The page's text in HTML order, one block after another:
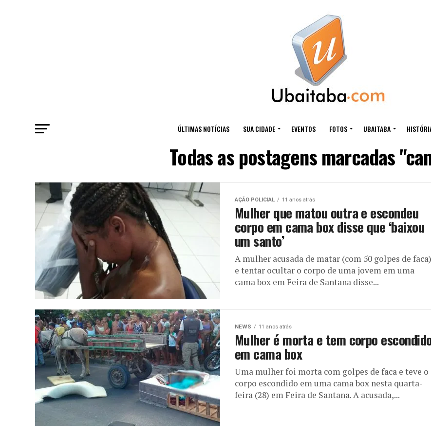
ÚLTIMAS NOTÍCIAS SUA CIDADE EVENTOS FOTOS UBAITABA
Todas as postagens marcadas
AÇÃO POLICIAL 11 anos atrás
Mulher que matou outra e escondeu
corpo em cama box disse que ‘baixou
um santo’
A mulher acusada de matar (com 50 golpes de faca)
e tentar ocultar o corpo de uma jovem em uma
cama box em Feira de Santana disse...
NEWS 11 anos atrás
Mulher é morta e tem corpo
em cama box
Uma mulher foi morta com golpes de faca e teve o
corpo escondido em uma cama box nesta quarta-
feira (28) em Feira de Santana. A acusada,...